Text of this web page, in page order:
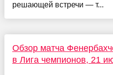
решающей встречи — т...
Обзор матча
в Лига чемпионов, 21